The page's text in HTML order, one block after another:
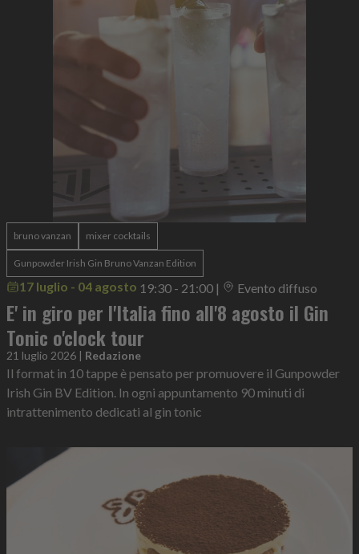
bruno vanzan mixer cocktails
Gunpowder Irish Gin Bruno Vanzan Edition
17 luglio - 04 agosto 19:30 - 21:00 | Evento diffuso
E' in giro per l'Italia fino all'8 agosto il Gin
Tonic o'clock tour
21 luglio 2026 | Redazione
Il format in 10 tappe è pensato per promuovere il Gunpowder
Irish Gin BV Edition. In ogni appuntamento 90 minuti di
intrattenimento dedicati al gin tonic